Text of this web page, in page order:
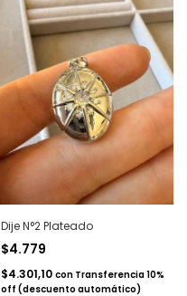
Dije N°2 Plateado
$4.779
$4.301,10 con Transferencia 10%
off (descuento automático)